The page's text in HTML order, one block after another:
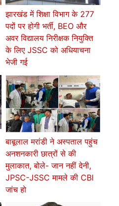
झारखंड में शिक्षा विभाग के 277
पदों पर होगी भर्ती, BEO और
अवर विद्यालय निरीक्षक नियुक्ति
के लिए JSSC को अधियाचना
भेजी गई
बाबूलाल मरांडी ने अस्पताल पहुंच
अनशनकारी छात्रों से की
मुलाकात, बोले- जान नहीं देनी,
JPSC-JSSC मामले की CBI
जांच हो